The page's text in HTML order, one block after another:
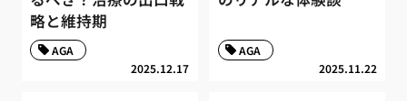
略と維持期
2025.12.17
AGA
2025.11.22
AGA